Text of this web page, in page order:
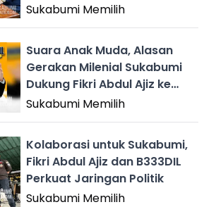
Sukabumi Memilih
Suara Anak Muda, Alasan
Gerakan Milenial Sukabumi
Dukung Fikri Abdul Ajiz ke
Senayan
Sukabumi Memilih
Kolaborasi untuk Sukabumi,
Fikri Abdul Ajiz dan B333DIL
Perkuat Jaringan Politik
Sukabumi Memilih